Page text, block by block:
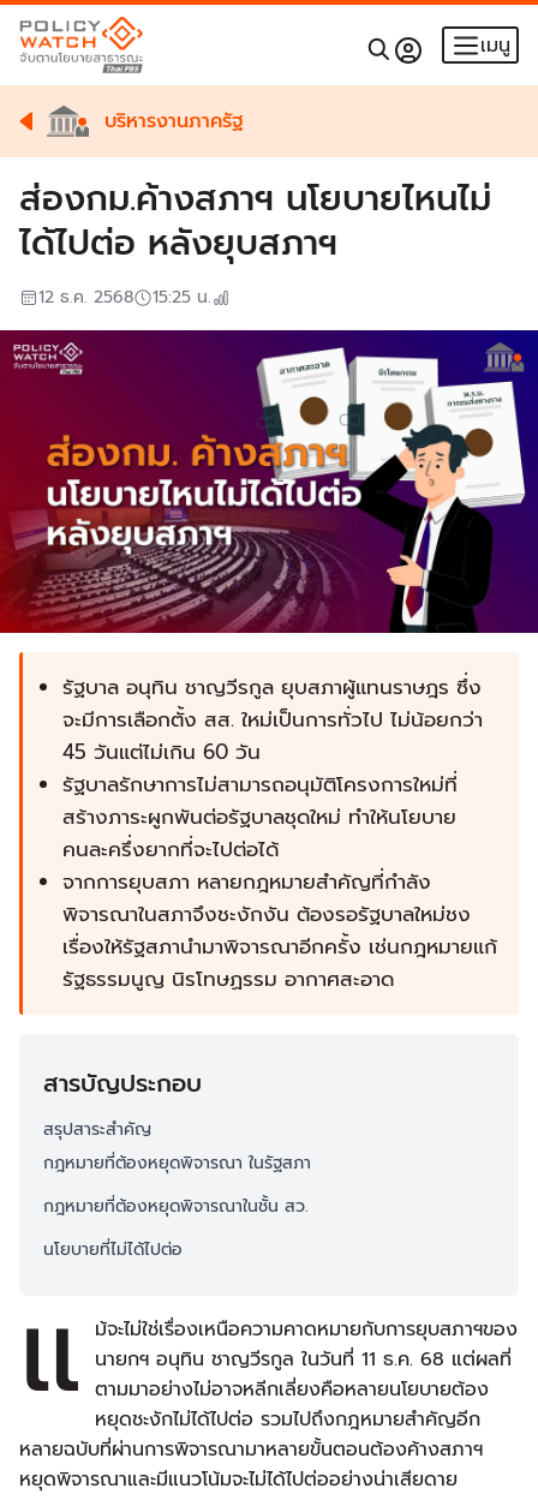
เมนู
บริหารงานภาครัฐ
ส่องกม.ค้างสภาฯ นโยบายไหนไม่
ได้ไปต่อ หลังยุบสภาฯ
12 ธ.ค. 2568 15:25 น.
รัฐบาล อนุทิน ชาญวีรกูล ยุบสภาผู้แทนราษฎร ซึ่ง
จะมีการเลือกตั้ง สส. ใหม่เป็นการทั่วไป ไม่น้อยกว่า
45 วันแต่ไม่เกิน 60 วัน
รัฐบาลรักษาการไม่สามารถอนุมัติโครงการใหม่ที่
สร้างภาระผูกพันต่อรัฐบาลชุดใหม่ ทำให้นโยบาย
คนละครึ่งยากที่จะไปต่อได้
จากการยุบสภา หลายกฎหมายสำคัญที่กำลัง
พิจารณาในสภาจึงชะงักงัน ต้องรอรัฐบาลใหม่ชง
เรื่องให้รัฐสภานำมาพิจารณาอีกครั้ง เช่นกฎหมายแก้
รัฐธรรมนูญ นิรโทษฏรรม อากาศสะอาด
สารบัญประกอบ
สรุปสาระสำคัญ
กฎหมายที่ต้องหยุดพิจารณา ในรัฐสภา
กฎหมายที่ต้องหยุดพิจารณาในชั้น สว.
นโยบายที่ไม่ได้ไปต่อ
แ
ม้จะไม่ใช่เรื่องเหนือความคาดหมายกับการยุบสภาฯของ
นายกฯ อนุทิน ชาญวีรกูล ในวันที่ 11 ธ.ค. 68 แต่ผลที่
ตามมาอย่างไม่อาจหลีกเลี่ยงคือหลายนโยบายต้อง
หยุดชะงักไม่ได้ไปต่อ รวมไปถึงกฎหมายสำคัญอีก
หลายฉบับที่ผ่านการพิจารณามาหลายขั้นตอนต้องค้างสภาฯ
หยุดพิจารณาและมีแนวโน้มจะไม่ได้ไปต่ออย่างน่าเสียดาย